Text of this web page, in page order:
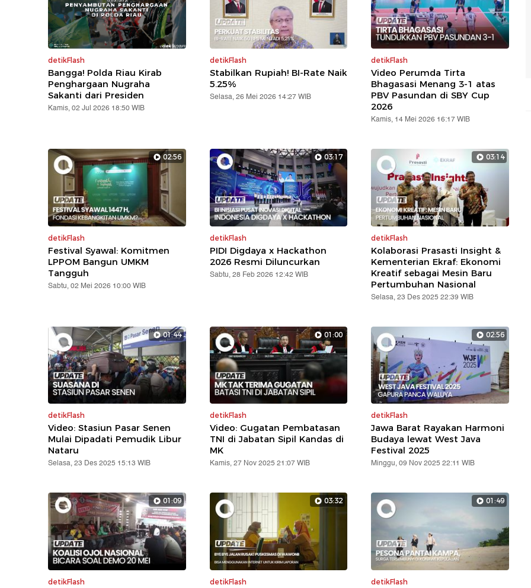
detikFlash
Bangga! Polda Riau Kirab
Penghargaan Nugraha
Sakanti dari Presiden
Kamis, 02 Jul 2026 18:50 WIB
detikFlash
Stabilkan Rupiah! BI-Rate Naik
5.25%
Selasa, 26 Mei 2026 14:27 WIB
detikFlash
Video Perumda Tirta
Bhagasasi Menang 3-1 atas
PBV Pasundan di SBY Cup
2026
Kamis, 14 Mei 2026 16:17 WIB
02:56
detikFlash
Festival Syawal: Komitmen
LPPOM Bangun UMKM
Tangguh
Sabtu, 02 Mei 2026 10:00 WIB
03:17
detikFlash
PIDI Digdaya x Hackathon
2026 Resmi Diluncurkan
Sabtu, 28 Feb 2026 12:42 WIB
03:14
detikFlash
Kolaborasi Prasasti Insight &
Kementerian Ekraf: Ekonomi
Kreatif sebagai Mesin Baru
Pertumbuhan Nasional
Selasa, 23 Des 2025 22:39 WIB
01:44
detikFlash
Video: Stasiun Pasar Senen
Mulai Dipadati Pemudik Libur
Nataru
Selasa, 23 Des 2025 15:13 WIB
01:00
detikFlash
Video: Gugatan Pembatasan
TNI di Jabatan Sipil Kandas di
MK
Kamis, 27 Nov 2025 21:07 WIB
02:56
detikFlash
Jawa Barat Rayakan Harmoni
Budaya lewat West Java
Festival 2025
Minggu, 09 Nov 2025 22:11 WIB
01:09
detikFlash
03:32
detikFlash
01:49
detikFlash